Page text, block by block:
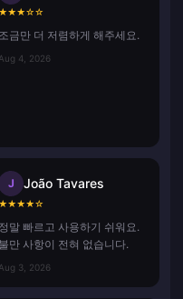
★★★☆☆
조금만 더 저렴하게 해주세요.
Aug 4, 2026
J João Tavares
★★★★☆
정말 빠르고 사용하기 쉬워요.
불만 사항이 전혀 없습니다.
Aug 3, 2026